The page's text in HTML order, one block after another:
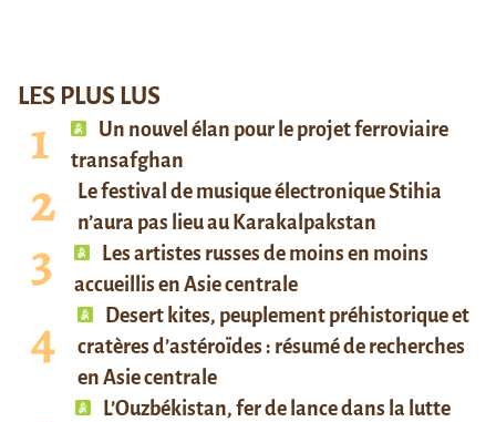
LES PLUS LUS
Un nouvel élan pour le projet ferroviaire
transafghan
Le festival de musique électronique Stihia
n’aura pas lieu au Karakalpakstan
Les artistes russes de moins en moins
accueillis en Asie centrale
Desert kites, peuplement préhistorique et
cratères d’astéroïdes : résumé de recherches
en Asie centrale
L’Ouzbékistan, fer de lance dans la lutte